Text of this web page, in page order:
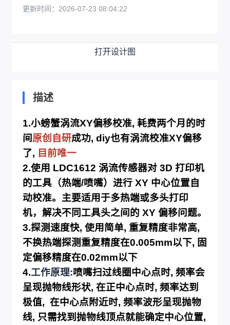
更新时间： 2026-07-23 08:04:22
打开设计图
描述
1.小螃蟹涡流XY偏移校准, 耗费两个月的时
间原创自研成功, diy也有涡流校准XY偏移
了, 目前唯一
2.使用 LDC1612 涡流传感器对 3D 打印机
的工具（热端/喷嘴）进行 XY 中心位置自
动校准。主要适用于多热端或多头打印
机，解决不同工具头之间的 XY 偏移问题。
3.探测速度快, 使用简单, 重复精度非常高,
不换热端探测重复精度在0.005mm以下, 固
定偏移精度在0.02mm以下
4.工作原理:喷嘴扫过线圈中心点时, 频率会
呈现抛物线形状, 在正中心点时, 频率达到
极值, 在中心点附近时, 频率波形呈现抛物
线, 只需找到抛物线顶点就能确定中心位置,